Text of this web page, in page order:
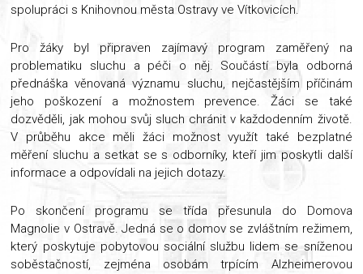
spolupráci s Knihovnou města Ostravy ve Vítkovicích.
Pro žáky byl připraven zajímavý program zaměřený na
problematiku sluchu a péči o něj. Součástí byla odborná
přednáška věnovaná významu sluchu, nejčastějším příčinám
jeho poškození a možnostem prevence. Žáci se také
dozvěděli, jak mohou svůj sluch chránit v každodenním životě.
V průběhu akce měli žáci možnost využít také bezplatné
měření sluchu a setkat se s odborníky, kteří jim poskytli další
informace a odpovídali na jejich dotazy.
Po skončení programu se třída přesunula do Domova
Magnolie v Ostravě. Jedná se o domov se zvláštním režimem,
který poskytuje pobytovou sociální službu lidem se sníženou
soběstačností, zejména osobám trpícím Alzheimerovou